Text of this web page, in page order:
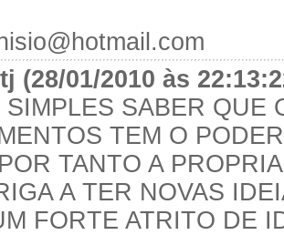
(28/01/2010 às
SIMPLES SABER QUE
TEM O
TANTO A
A TER NOVAS
FORTE ATRITO DE